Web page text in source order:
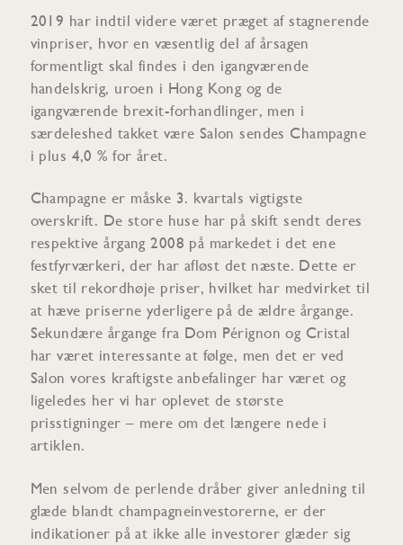
2019 har indtil videre været præget af stagnerende
vinpriser, hvor en væsentlig del af årsagen
formentligt skal findes i den igangværende
handelskrig, uroen i Hong Kong og de
igangværende brexit-forhandlinger, men i
særdeleshed takket være Salon sendes Champagne
i plus 4,0 % for året.
Champagne er måske 3. kvartals vigtigste
overskrift. De store huse har på skift sendt deres
respektive årgang 2008 på markedet i det ene
festfyrværkeri, der har afløst det næste. Dette er
sket til rekordhøje priser, hvilket har medvirket til
at hæve priserne yderligere på de ældre årgange.
Sekundære årgange fra Dom Pérignon og Cristal
har været interessante at følge, men det er ved
Salon vores kraftigste anbefalinger har været og
ligeledes her vi har oplevet de største
prisstigninger – mere om det længere nede i
artiklen.
Men selvom de perlende dråber giver anledning til
glæde blandt champagneinvestorerne, er der
indikationer på at ikke alle investorer glæder sig